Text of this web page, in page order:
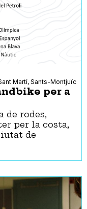
Martí, Sants-Montjuïc
per a
de rodes,
per la costa,
de